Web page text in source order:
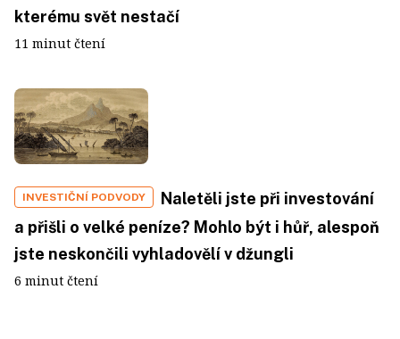
kterému svět nestačí
11 minut čtení
INVESTIČNÍ PODVODY
Naletěli jste při investování
a přišli o velké peníze? Mohlo být i hůř, alespoň
jste neskončili vyhladovělí v džungli
6 minut čtení